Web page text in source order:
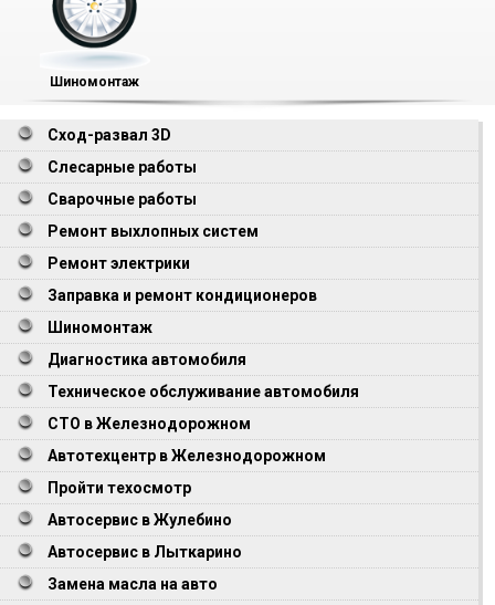
Шиномонтаж
Сход-развал 3D
Слесарные работы
Сварочные работы
Ремонт выхлопных систем
Ремонт электрики
Заправка и ремонт кондиционеров
Шиномонтаж
Диагностика автомобиля
Техническое обслуживание автомобиля
СТО в Железнодорожном
Автотехцентр в Железнодорожном
Пройти техосмотр
Автосервис в Жулебино
Автосервис в Лыткарино
Замена масла на авто